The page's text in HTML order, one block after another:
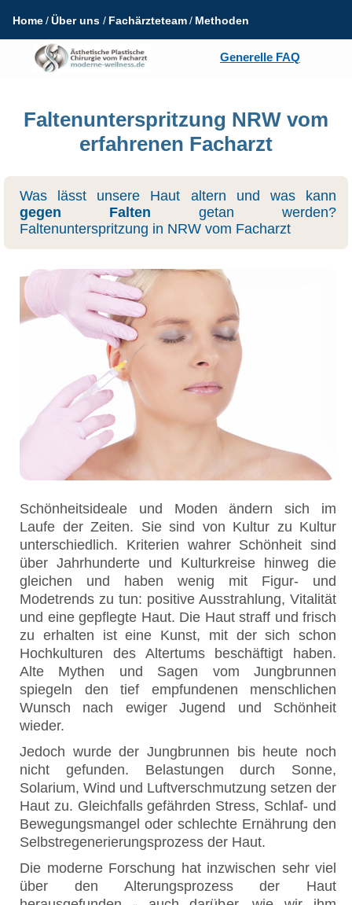
Generelle FAQ
Home Über uns Fachärzteteam Methoden
Faltenunterspritzung NRW vom
erfahrenen Facharzt
Was lässt unsere Haut altern und was kann
gegen Falten getan werden?
Faltenunterspritzung in NRW vom Facharzt
Schönheitsideale und Moden ändern sich im
Laufe der Zeiten. Sie sind von Kultur zu Kultur
unterschiedlich. Kriterien wahrer Schönheit sind
über Jahrhunderte und Kulturkreise hinweg die
gleichen und haben wenig mit Figur- und
Modetrends zu tun: positive Ausstrahlung, Vitalität
und eine gepflegte Haut. Die Haut straff und frisch
zu erhalten ist eine Kunst, mit der sich schon
Hochkulturen des Altertums beschäftigt haben.
Alte Mythen und Sagen vom Jungbrunnen
spiegeln den tief empfundenen menschlichen
Wunsch nach ewiger Jugend und Schönheit
wieder.
Jedoch wurde der Jungbrunnen bis heute noch
nicht gefunden. Belastungen durch Sonne,
Solarium, Wind und Luftverschmutzung setzen der
Haut zu. Gleichfalls gefährden Stress, Schlaf- und
Bewegungsmangel oder schlechte Ernährung den
Selbstregenerierungsprozess der Haut.
Die moderne Forschung hat inzwischen sehr viel
über den Alterungsprozess der Haut